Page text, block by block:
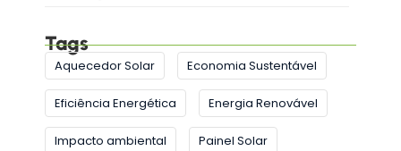
Tags
Aquecedor Solar Economia Sustentável
Eficiência Energética Energia Renovável
Impacto ambiental Painel Solar